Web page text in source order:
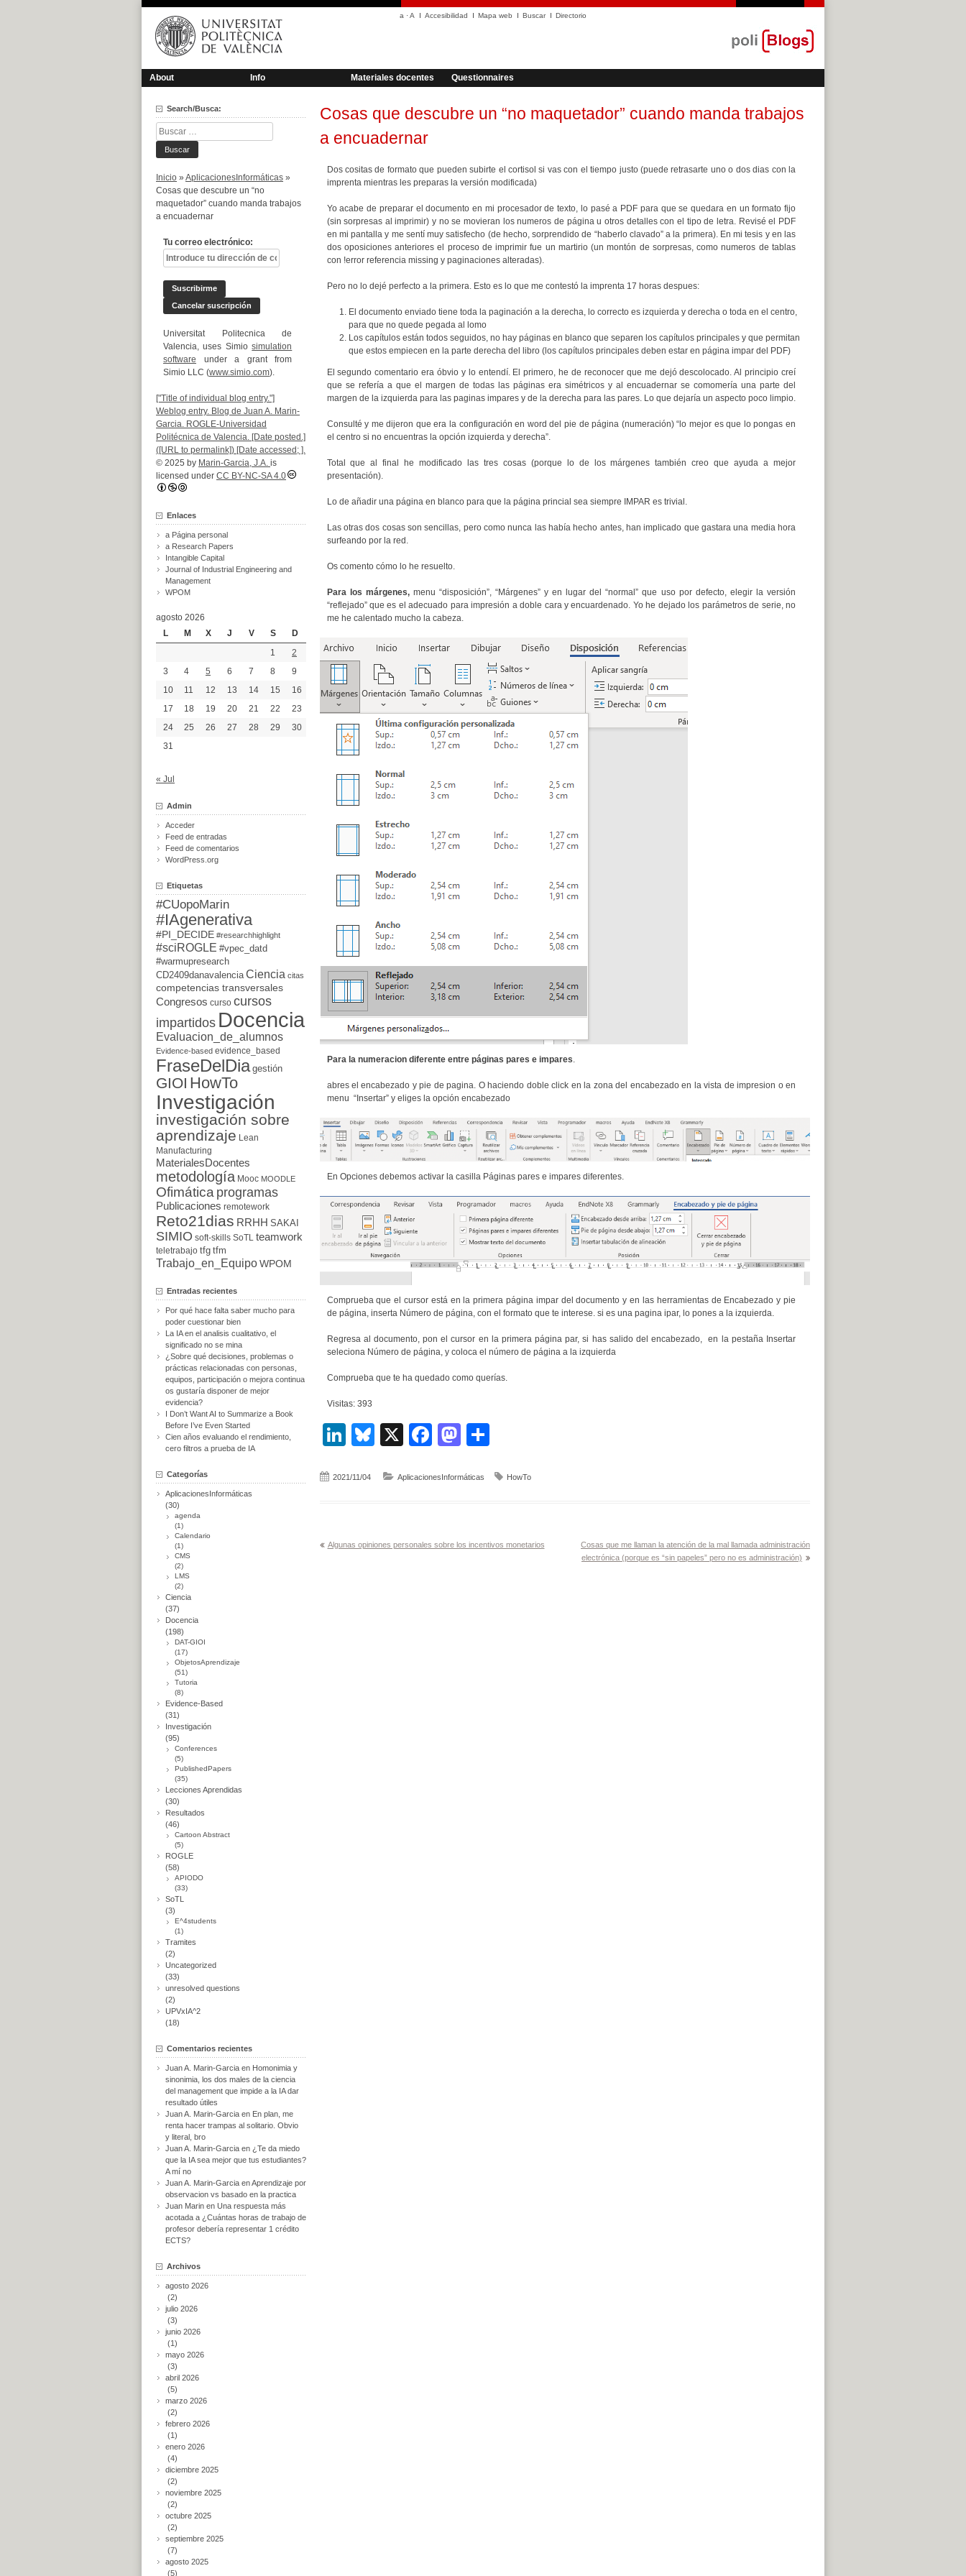
Saltar
contenido
a ·A Accesibilidad Mapa web Buscar Directorio
About Info Materiales docentes Questionnaires
Cosas que descubre un “no maquetador” cuando manda trabajos
a encuadernar
Dos cositas de formato que pueden subirte el cortisol si vas con el tiempo justo (puede retrasarte uno o dos dias con la
imprenta mientras les preparas la versión modificada)
Yo acabe de preparar el documento en mi procesador de texto, lo pasé a PDF para que se quedara en un formato fijo
(sin sorpresas al imprimir) y no se movieran los numeros de página u otros detalles con el tipo de letra. Revisé el PDF
en mi pantalla y me sentí muy satisfecho (de hecho, sorprendido de “haberlo clavado” a la primera). En mi tesis y en las
dos oposiciones anteriores el proceso de imprimir fue un martirio (un montón de sorpresas, como numeros de tablas
con !error referencia missing y paginaciones alteradas).
Pero no lo dejé perfecto a la primera. Esto es lo que me contestó la imprenta 17 horas despues:
El documento enviado tiene toda la paginación a la derecha, lo correcto es izquierda y derecha o toda en el centro,
para que no quede pegada al lomo
Los capítulos están todos seguidos, no hay páginas en blanco que separen los capítulos principales y que permitan
que estos empiecen en la parte derecha del libro (los capítulos principales deben estar en página impar del PDF)
El segundo comentario era óbvio y lo entendí. El primero, he de reconocer que me dejó descolocado. Al principio creí
que se refería a que el margen de todas las páginas era simétricos y al encuadernar se comomería una parte del
margen de la izquierda para las paginas impares y de la derecha para las pares. Lo que dejaría un aspecto poco limpio.
Consulté y me dijeron que era la configuración en word del pie de página (numeración) “lo mejor es que lo pongas en
el centro si no encuentras la opción izquierda y derecha”.
Total que al final he modificado las tres cosas (porque lo de los márgenes también creo que ayuda a mejor
presentación).
Lo de añadir una página en blanco para que la página princial sea siempre IMPAR es trivial.
Las otras dos cosas son sencillas, pero como nunca las había hecho antes, han implicado que gastara una media hora
surfeando por la red.
Os comento cómo lo he resuelto.
Para los márgenes,menu “disposición”, “Márgenes” y en lugar del “normal” que uso por defecto, elegir la versión
“reflejado” que es el adecuado para impresión a doble cara y encuardenado. Yo he dejado los parámetros de serie, no
me he calentado mucho la cabeza.
Para la numeracion diferente entre páginas pares e impares.
abres el encabezado y pie de pagina. O haciendo doble click en la zona del encabezado en la vista de impresion o en
menu “Insertar” y eliges la opción encabezado
En Opciones debemos activar la casilla Páginas pares e impares diferentes.
Comprueba que el cursor está en la primera página impar del documento y en las herramientas de Encabezado y pie
de página, inserta Número de página, con el formato que te interese. si es una pagina ipar, lo pones a la izquierda.
Regresa al documento, pon el cursor en la primera página par, si has salido del encabezado, en la pestaña Insertar
seleciona Número de página, y coloca el número de página a la izquierda
Comprueba que te ha quedado como querías.
Visitas: 393
LinkedIn
Bluesky
X Facebook
Mastodon
2021/11/04 AplicacionesInformáticas HowTo
Navegación
Algunas opiniones personales sobre los incentivos monetarios
Cosas que me llaman la atención de la mal llamada administración
electrónica (porque es “sin papeles” pero no es administración)
Search/Busca:
Buscar:
Inicio » AplicacionesInformáticas »
Cosas que descubre un “no
maquetador” cuando manda trabajos
a encuadernar
Tu correo electrónico:
Universitat Politecnica de
Valencia, uses Simiosimulation
software under a grant from
Simio LLC (www.simio.com).
["Title of individual blog entry."]
Weblog entry. Blog de Juan A. Marin-
Garcia. ROGLE-Universidad
Politécnica de Valencia. [Date posted.]
([URL to permalink]) [Date accessed; ].
© 2025 by Marin-Garcia, J.A. is
licensed under CC BY-NC-SA 4.0
Enlaces
a Página personal
a Research Papers
Intangible Capital
Journal of Industrial Engineering and
Management
WPOM
agosto 2026
L
M X J V S
D
1
2
3
4 5 6 7 8
9
10
11 12 13 14 15
16
17
18 19 20 21 22
23
24
25 26 27 28 29
30
31
« Jul
Admin
Acceder
Feed de entradas
Feed de comentarios
WordPress.org
Etiquetas
#CUopoMarin
#IAgenerativa
#PI_DECIDE #researchhighlight
#sciROGLE #vpec_datd
#warmupresearch
CD2409danavalencia Ciencia citas
competencias transversales
Congresos curso cursos
impartidos Docencia
Evaluacion_de_alumnos
Evidence-based evidence_based
FraseDelDia gestión
GIOI HowTo
Investigación
investigación sobre
aprendizaje Lean
Manufacturing
MaterialesDocentes
metodología Mooc MOODLE
Ofimáticaprogramas
Publicaciones remotework
Reto21dias RRHH SAKAI
SIMIO soft-skills SoTL teamwork
teletrabajo tfg tfm
Trabajo_en_EquipoWPOM
Entradas recientes
Por qué hace falta saber mucho para
poder cuestionar bien
La IA en el analisis cualitativo, el
significado no se mina
¿Sobre qué decisiones, problemas o
prácticas relacionadas con personas,
equipos, participación o mejora continua
os gustaría disponer de mejor
evidencia?
I Don’t Want AI to Summarize a Book
Before I’ve Even Started
Cien años evaluando el rendimiento,
cero filtros a prueba de IA
Categorías
AplicacionesInformáticas
(30)
agenda
(1)
Calendario
(1)
CMS
(2)
LMS
(2)
Ciencia
(37)
Docencia
(198)
DAT-GIOI
(17)
ObjetosAprendizaje
(51)
Tutoria
(8)
Evidence-Based
(31)
Investigación
(95)
Conferences
(5)
PublishedPapers
(35)
Lecciones Aprendidas
(30)
Resultados
(46)
Cartoon Abstract
(5)
ROGLE
(58)
APIODO
(33)
SoTL
(3)
E^4students
(1)
Tramites
(2)
Uncategorized
(33)
unresolved questions
(2)
UPVxIA^2
(18)
Comentarios recientes
Juan A. Marin-Garcia en Homonimia y
sinonimia, los dos males de la ciencia
del management que impide a la IA dar
resultado útiles
Juan A. Marin-Garcia en En plan, me
renta hacer trampas al solitario. Obvio
y literal, bro
Juan A. Marin-Garcia en ¿Te da miedo
que la IA sea mejor que tus estudiantes?
A mí no
Juan A. Marin-Garcia enAprendizaje por
observacion vs basado en la practica
Juan Marin en Una respuesta más
acotada a ¿Cuántas horas de trabajo de
profesor debería representar 1 crédito
ECTS?
Archivos
agosto 2026
(2)
julio 2026
(3)
junio 2026
(1)
mayo 2026
(3)
abril 2026
(5)
marzo 2026
(2)
febrero 2026
(1)
enero 2026
(4)
diciembre 2025
(2)
noviembre 2025
(2)
octubre 2025
(2)
septiembre 2025
(7)
agosto 2025
(5)